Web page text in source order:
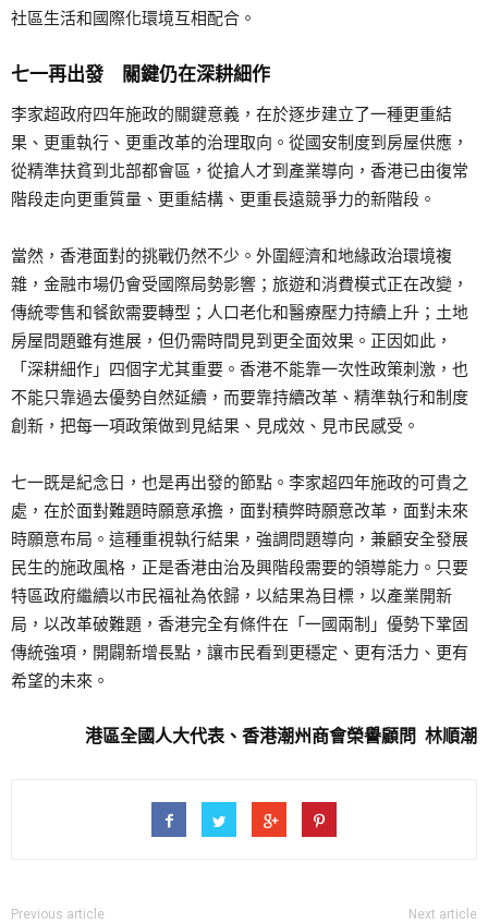
社區生活和國際化環境互相配合。
七一再出發 關鍵仍在深耕細作
李家超政府四年施政的關鍵意義，在於逐步建立了一種更重結
果、更重執行、更重改革的治理取向。從國安制度到房屋供應，
從精準扶貧到北部都會區，從搶人才到產業導向，香港已由復常
階段走向更重質量、更重結構、更重長遠競爭力的新階段。
當然，香港面對的挑戰仍然不少。外圍經濟和地緣政治環境複
雜，金融市場仍會受國際局勢影響；旅遊和消費模式正在改變，
傳統零售和餐飲需要轉型；人口老化和醫療壓力持續上升；土地
房屋問題雖有進展，但仍需時間見到更全面效果。正因如此，
「深耕細作」四個字尤其重要。香港不能靠一次性政策刺激，也
不能只靠過去優勢自然延續，而要靠持續改革、精準執行和制度
創新，把每一項政策做到見結果、見成效、見市民感受。
七一既是紀念日，也是再出發的節點。李家超四年施政的可貴之
處，在於面對難題時願意承擔，面對積弊時願意改革，面對未來
時願意布局。這種重視執行結果，強調問題導向，兼顧安全發展
民生的施政風格，正是香港由治及興階段需要的領導能力。只要
特區政府繼續以市民福祉為依歸，以結果為目標，以產業開新
局，以改革破難題，香港完全有條件在「一國兩制」優勢下鞏固
傳統強項，開闢新增長點，讓市民看到更穩定、更有活力、更有
希望的未來。
港區全國人大代表、香港潮州商會榮譽顧問 林順潮
Previous article Next article